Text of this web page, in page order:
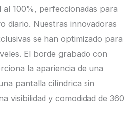
al 100%, perfeccionadas para
diario. Nuestras innovadoras
se han optimizado para
El borde grabado con
la apariencia de una
pantalla cilíndrica sin
visibilidad y comodidad de 360